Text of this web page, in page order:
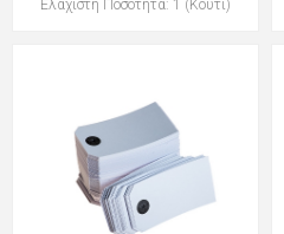
Ελάχιστη Ποσότητα: 1 (Κουτί)